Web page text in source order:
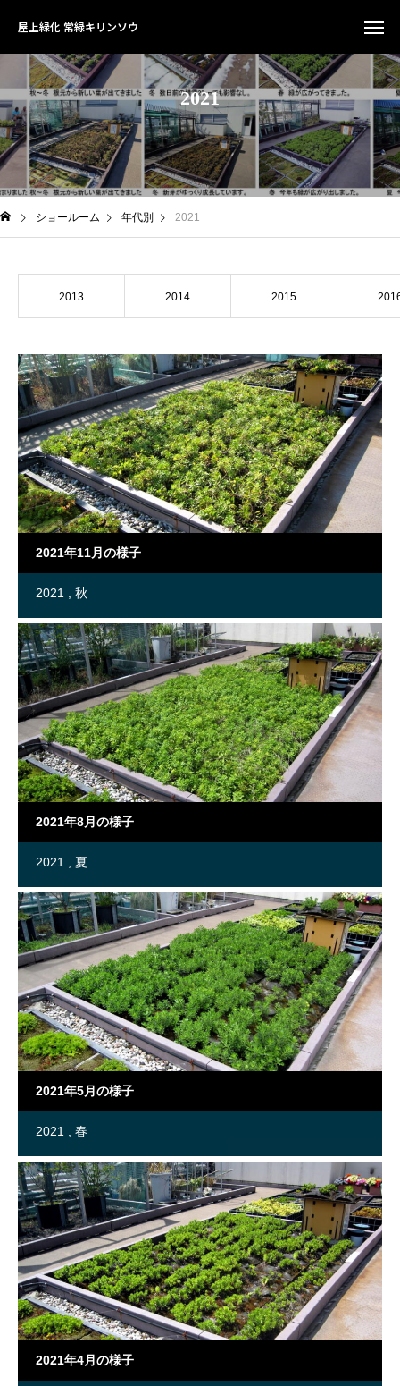
屋上緑化 常緑キリンソウ
2021
ショールーム 年代別 2021
2013 2014 2015
2021年11月の様子
2021 秋
2021年8月の様子
2021 夏
2021年5月の様子
2021 春
2021年4月の様子